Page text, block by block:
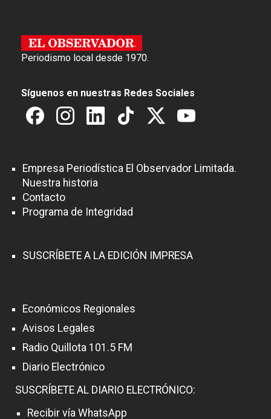
Periodismo local desde 1970.
Síguenos en nuestras Redes Sociales
Empresa Periodística El Observador Limitada.
Nuestra historia
Contacto
Programa de Integridad
SUSCRÍBETE A LA EDICIÓN IMPRESA
Económicos Regionales
Avisos Legales
Radio Quillota 101.5 FM
Diario Electrónico
SUSCRÍBETE AL DIARIO ELECTRÓNICO:
Recibir vía WhatsApp